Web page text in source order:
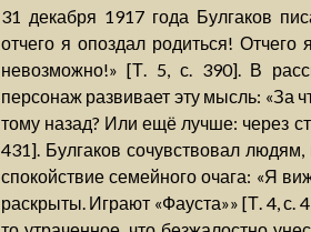
31 декабря 1917 года Булгаков
отчего я опоздал родиться! Отчего
невозможно!» [Т. 5, с. 390]. В
персонаж развивает эту мысль: «За
тому назад? Или ещё лучше: через
431]. Булгаков сочувствовал
спокойствие семейного очага: «Я
раскрыты. Играют «Фауста»» [Т. 4, с.